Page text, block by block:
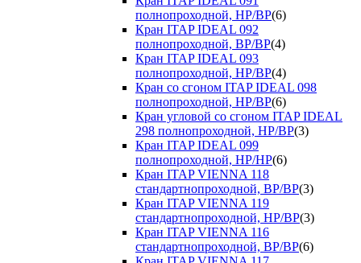
полнопроходной, НР/ВР(6)
Кран ITAP IDEAL 092
полнопроходной, ВР/ВР(4)
Кран ITAP IDEAL 093
полнопроходной, НР/ВР(4)
Кран со сгоном ITAP IDEAL 098
полнопроходной, НР/ВР(6)
Кран угловой со сгоном ITAP IDEAL
298 полнопроходной, НР/ВР(3)
Кран ITAP IDEAL 099
полнопроходной, НР/НР(6)
Кран ITAP VIENNA 118
стандартнопроходной, ВР/ВР(3)
Кран ITAP VIENNA 119
стандартнопроходной, НР/ВР(3)
Кран ITAP VIENNA 116
стандартнопроходной, ВР/ВР(6)